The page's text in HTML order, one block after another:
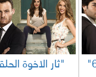
"ثار الاخوة الحلقة 59"